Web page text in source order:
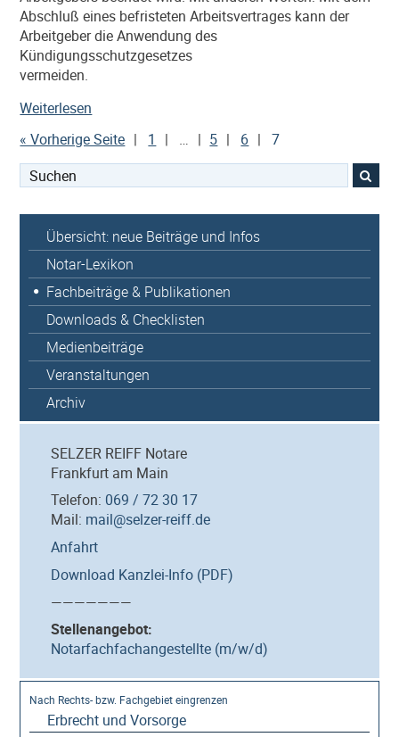
Abschluß eines befristeten Arbeitsvertrages kann der
Arbeitgeber die Anwendung des
Kündigungsschutzgesetzes
vermeiden.
Weiterlesen
Wegfall
von
Arbeitsbedarf
erläutert
werden“
« Vorherige Seite 1 … 5 6
7
Suchen
Übersicht: neue Beiträge und Infos
Notar-Lexikon
Fachbeiträge & Publikationen
Downloads & Checklisten
Medienbeiträge
Veranstaltungen
Archiv
SELZER REIFF Notare
Frankfurt am Main
Telefon: 069 / 72 30 17
Mail: mail@selzer-reiff.de
Anfahrt
Download Kanzlei-Info (PDF)
———————
Stellenangebot:
Notarfachfachangestellte (m/w/d)
Erbrecht und Vorsorge